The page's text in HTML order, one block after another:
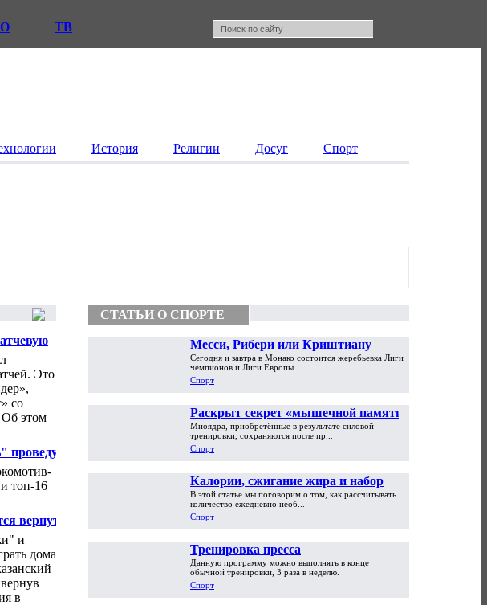
ТВ
История Религии Досуг Спорт
Это
со
Об этом
Евролиги
топ-16
вернуть
м туре
и
дома
в
СТАТЬИ О СПОРТЕ
Месси, Рибери или Криштиану
Роналду - кого выбирает Россия?
Сегодня и завтра в Монако состоится жеребьевка Лиги
чемпионов и Лиги Европы....
Спорт
Раскрыт секрет «мышечной памяти»
Миоядра, приобретённые в результате силовой
тренировки, сохраняются после пр...
Спорт
Калории, сжигание жира и набор
массы. Лайл МакДональд
В этой статье мы поговорим о том, как рассчитывать
количество ежедневно необ...
Спорт
Тренировка пресса
Данную программу можно выполнять в конце
обычной тренировки, 3 раза в неделю.
Спорт